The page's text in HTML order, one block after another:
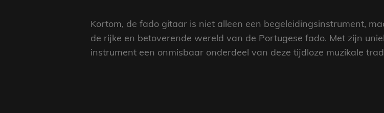
Kortom, de fado gitaar is niet alleen een begeleidingsinstrument,
de rijke en betoverende wereld van de Portugese fado. Met zijn
instrument een onmisbaar onderdeel van deze tijdloze muzikale